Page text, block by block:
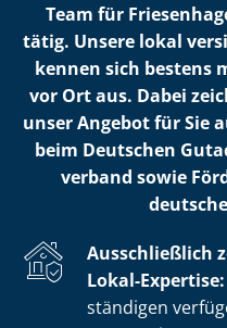
Team für
tätig. Unsere lokal
kennen sich bestens
vor Ort aus. Dabei
unser Angebot für Sie
beim Deutschen
ver­band sowie
Ausschließlich
Lokal-Expertise:
stän­di­gen